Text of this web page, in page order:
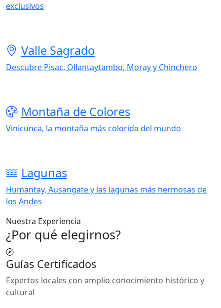
exclusivos
Valle Sagrado
Descubre Pisac, Ollantaytambo, Moray y Chinchero
Montaña de Colores
Vinicunca, la montaña más colorida del mundo
Lagunas
Humantay, Ausangate y las lagunas más hermosas de
los Andes
Nuestra Experiencia
¿Por qué elegirnos?
Guías Certificados
Expertos locales con amplio conocimiento histórico y
cultural